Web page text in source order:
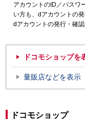
アカウントのID／パスワ
い方も、dアカウントの発
dアカウントの発行・確認
ドコモショップを
量販店などを表示
ドコモショップ